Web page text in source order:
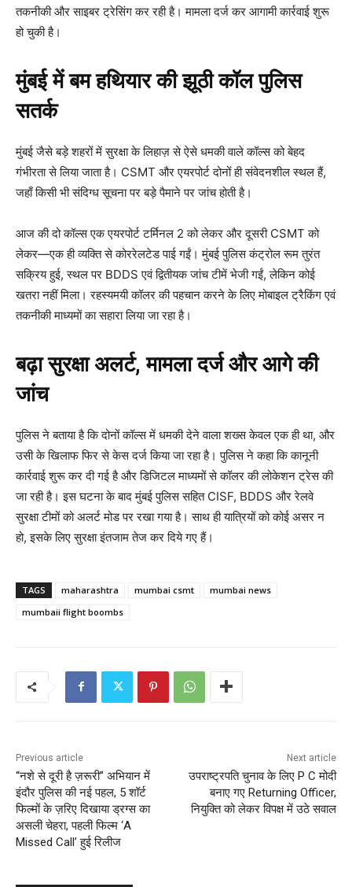
तकनीकी और साइबर ट्रेसिंग कर रही है। मामला दर्ज कर आगामी कार्रवाई शुरू
हो चुकी है।
मुंबई में बम हथियार की झूठी कॉल पुलिस
सतर्क
मुंबई जैसे बड़े शहरों में सुरक्षा के लिहाज़ से ऐसे धमकी वाले कॉल्स को बेहद
गंभीरता से लिया जाता है। CSMT और एयरपोर्ट दोनों ही संवेदनशील स्थल हैं,
जहाँ किसी भी संदिग्ध सूचना पर बड़े पैमाने पर जांच होती है।
आज की दो कॉल्स एक एयरपोर्ट टर्मिनल 2 को लेकर और दूसरी CSMT को
लेकर—एक ही व्यक्ति से कोररेलटेड पाई गईं। मुंबई पुलिस कंट्रोल रूम तुरंत
सक्रिय हुई, स्थल पर BDDS एवं द्वितीयक जांच टीमें भेजी गईं, लेकिन कोई
खतरा नहीं मिला। रहस्यमयी कॉलर की पहचान करने के लिए मोबाइल ट्रैकिंग एवं
तकनीकी माध्यमों का सहारा लिया जा रहा है।
बढ़ा सुरक्षा अलर्ट, मामला दर्ज और आगे की
जांच
पुलिस ने बताया है कि दोनों कॉल्स में धमकी देने वाला शख्स केवल एक ही था, और
उसी के खिलाफ फिर से केस दर्ज किया जा रहा है। पुलिस ने कहा कि कानूनी
कार्रवाई शुरू कर दी गई है और डिजिटल माध्यमों से कॉलर की लोकेशन ट्रेस की
जा रही है। इस घटना के बाद मुंबई पुलिस सहित CISF, BDDS और रेलवे
सुरक्षा टीमों को अलर्ट मोड पर रखा गया है। साथ ही यात्रियों को कोई असर न
हो, इसके लिए सुरक्षा इंतजाम तेज कर दिये गए हैं।
TAGS maharashtra mumbai csmt
mumbai news
mumbaii flight boombs
Previous article
“नशे से दूरी है ज़रूरी” अभियान में
इंदौर पुलिस की नई पहल, 5 शॉर्ट
फिल्मों के ज़रिए दिखाया ड्रग्स का
असली चेहरा, पहली फिल्म ‘A
Missed Call’ हुई रिलीज
Next article
उपराष्ट्रपति चुनाव के लिए P C मोदी
बनाए गए Returning Officer,
नियुक्ति को लेकर विपक्ष में उठे सवाल